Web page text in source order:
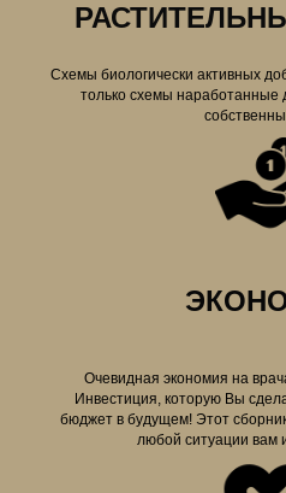
Схемы биологически активных
только схемы наработанные
Очевидная экономия на
Инвестиция, которую Вы
бюджет в будущем! Этот
любой ситуации вам